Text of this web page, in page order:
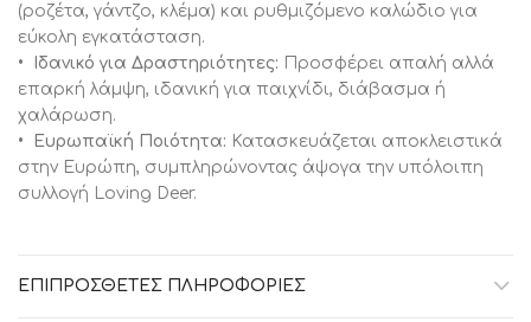
(ροζέτα, γάντζο, κλέμα) και ρυθμιζόμενο καλώδιο για
εύκολη εγκατάσταση.
• Ιδανικό για Δραστηριότητες: Προσφέρει απαλή αλλά
επαρκή λάμψη, ιδανική για παιχνίδι, διάβασμα ή
χαλάρωση.
• Ευρωπαϊκή Ποιότητα: Κατασκευάζεται αποκλειστικά
στην Ευρώπη, συμπληρώνοντας άψογα την υπόλοιπη
συλλογή Loving Deer.
ΕΠΙΠΡΌΣΘΕΤΕΣ ΠΛΗΡΟΦΟΡΊΕΣ